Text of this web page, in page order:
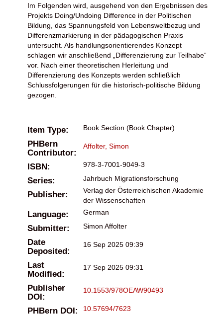
Im Folgenden wird, ausgehend von den Ergebnissen des
Projekts Doing/Undoing Difference in der Politischen
Bildung, das Spannungsfeld von Lebensweltbezug und
Differenzmarkierung in der pädagogischen Praxis
untersucht. Als handlungsorientierendes Konzept
schlagen wir anschließend „Differenzierung zur Teilhabe“
vor. Nach einer theoretischen Herleitung und
Differenzierung des Konzepts werden schließlich
Schlussfolgerungen für die historisch-politische Bildung
gezogen.
Item Type: Book Section (Book Chapter)
PHBern
Contributor:
Affolter, Simon
ISBN: 978-3-7001-9049-3
Series: Jahrbuch Migrationsforschung
Publisher:
Verlag der Österreichischen Akademie
der Wissenschaften
Language: German
Submitter: Simon Affolter
Date
Deposited:
16 Sep 2025 09:39
Last
Modified:
17 Sep 2025 09:31
Publisher
DOI:
10.1553/978OEAW90493
PHBern DOI:
10.57694/7623